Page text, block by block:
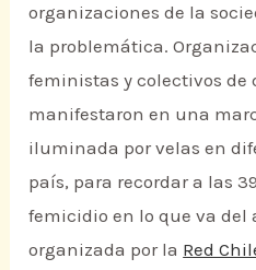
organizaciones de la
la problemática.
feministas y colectivos de
manifestaron en una
iluminada por velas en
país, para recordar a las
femicidio en lo que va del
organizada por la Red